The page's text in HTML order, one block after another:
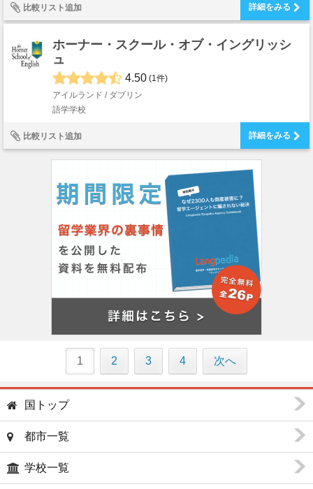
比較リスト追加 詳細をみる
ホーナー・スクール・オブ・イングリッシ
ュ
4.50 (1件)
アイルランド / ダブリン
語学学校
比較リスト追加 詳細をみる
1 2 3 4 次へ
国トップ
都市一覧
学校一覧